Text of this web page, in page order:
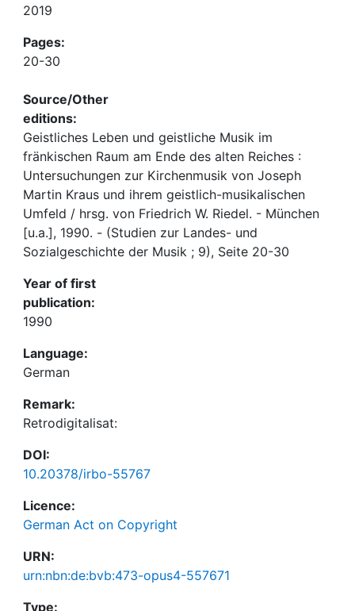
2019
Pages:
20-30
Source/Other
editions:
Geistliches Leben und geistliche Musik im
fränkischen Raum am Ende des alten Reiches :
Untersuchungen zur Kirchenmusik von Joseph
Martin Kraus und ihrem geistlich-musikalischen
Umfeld / hrsg. von Friedrich W. Riedel. - München
[u.a.], 1990. - (Studien zur Landes- und
Sozialgeschichte der Musik ; 9), Seite 20-30
Year of first
publication:
1990
Language:
German
Remark:
Retrodigitalisat:
DOI:
10.20378/irbo-55767
Licence:
German Act on Copyright
URN:
urn:nbn:de:bvb:473-opus4-557671
Type: